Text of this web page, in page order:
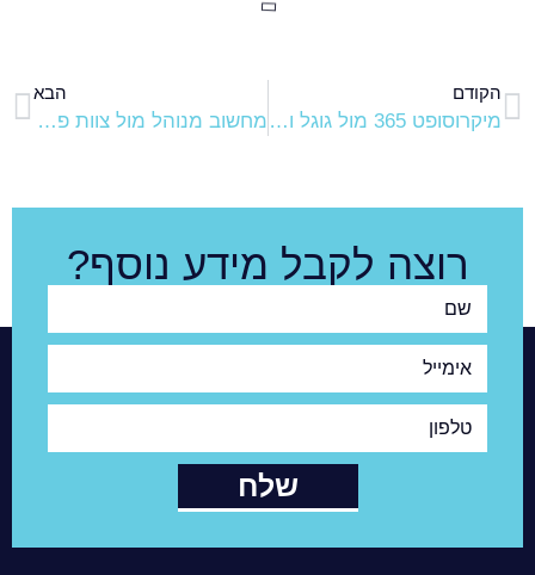
הקודם
מיקרוסופט 365 מול גוגל וורקספייס לעסקים
הבא
מחשוב מנוהל מול צוות פנימי – מה נכון לעסק
רוצה לקבל מידע נוסף?
שם
אימייל
טלפון
שלח